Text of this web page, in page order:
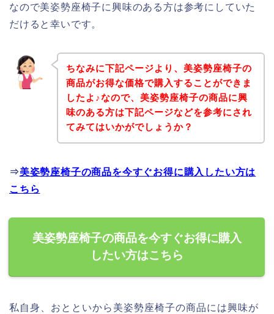
なので美姿勢座椅子に興味のある方は参考にしていた
だけると幸いです。
ちなみに下記ページより、美姿勢座椅子の
商品がお得な価格で購入することができま
したよ♪なので、美姿勢座椅子の商品に興
味のある方は下記ページなどを参考にされ
てみてはいかがでしょうか？
⇒美姿勢座椅子の商品を今すぐお得に購入したい方は
こちら
美姿勢座椅子の商品を今すぐお得に購入
したい方はこちら
私自身、おとといから美姿勢座椅子の商品には興味が